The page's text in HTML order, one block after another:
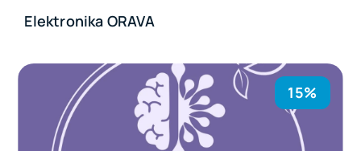
Elektronika ORAVA
15%